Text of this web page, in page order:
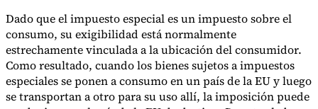
Dado que el impuesto especial es un impuesto sobre el
consumo, su exigibilidad está normalmente
estrechamente vinculada a la ubicación del consumidor.
Como resultado, cuando los bienes sujetos a impuestos
especiales se ponen a consumo en un país de la EU y luego
se transportan a otro para su uso allí, la imposición puede